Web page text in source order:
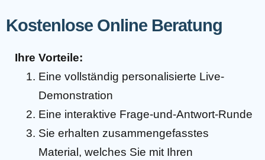
Kostenlose Online Beratung
Ihre Vorteile:
Eine vollständig personalisierte Live-
Demonstration
Eine interaktive Frage-und-Antwort-Runde
Sie erhalten zusammengefasstes
Material, welches Sie mit Ihren